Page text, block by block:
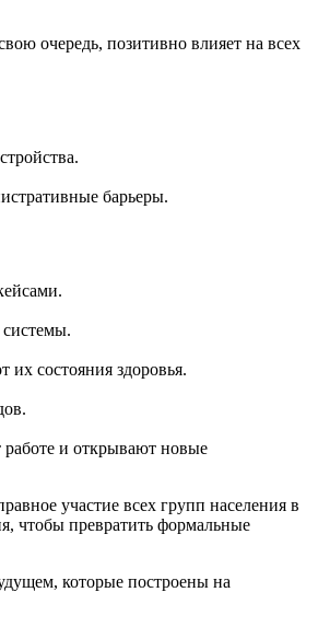
очередь, позитивно влияет на всех
барьеры.
системы.
их состояния здоровья.
работе и открывают новые
участие всех групп населения в
чтобы превратить формальные
которые построены на